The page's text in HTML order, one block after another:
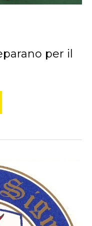
per il